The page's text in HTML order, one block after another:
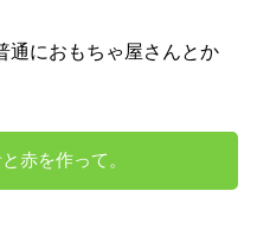
通におもちゃ屋さんとか
赤を作って。